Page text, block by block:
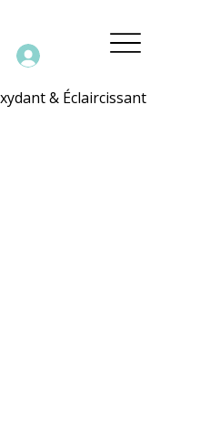
& Éclaircissant